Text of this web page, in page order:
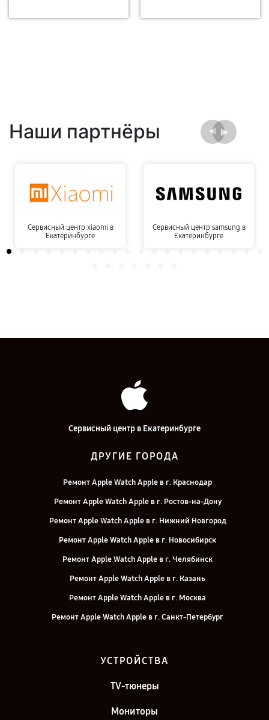
Наши партнёры
Сервисный центр xiaomi в
Екатеринбурге
Сервисный центр samsung в
Екатеринбурге
Сервисный центр в Екатеринбурге
ДРУГИЕ ГОРОДА
Ремонт Apple Watch Apple в г. Краснодар
Ремонт Apple Watch Apple в г. Ростов-на-Дону
Ремонт Apple Watch Apple в г. Нижний Новгород
Ремонт Apple Watch Apple в г. Новосибирск
Ремонт Apple Watch Apple в г. Челябинск
Ремонт Apple Watch Apple в г. Казань
Ремонт Apple Watch Apple в г. Москва
Ремонт Apple Watch Apple в г. Санкт-Петербург
УСТРОЙСТВА
TV-тюнеры
Мониторы